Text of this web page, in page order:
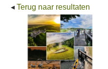
◂ Terug naar resultaten